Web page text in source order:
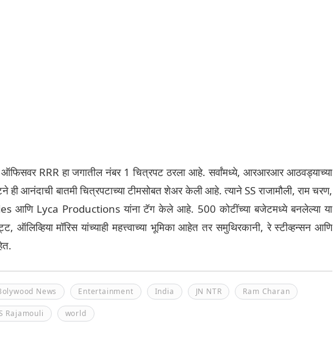
ऑफिसवर RRR हा जगातील नंबर 1 चित्रपट ठरला आहे. सर्वांमध्ये, आरआरआर आठवड्याच्या
आनंदाची बातमी चित्रपटाच्या टीमसोबत शेअर केली आहे. त्याने SS राजामौली, राम चरण,
आणि Lyca Productions यांना टॅग केले आहे. 500 कोटींच्या बजेटमध्ये बनलेल्या या
मॉरिस यांच्याही महत्त्वाच्या भूमिका आहेत तर समुथिरकानी, रे स्टीव्हन्सन आणि
News Entertainment India JN NTR Ram Charan
Rajamouli world